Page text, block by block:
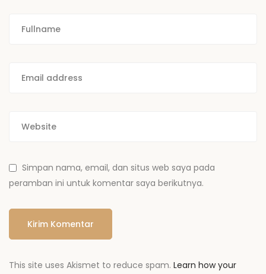
Simpan nama, email, dan situs web saya pada
peramban ini untuk komentar saya berikutnya.
This site uses Akismet to reduce spam. Learn how your